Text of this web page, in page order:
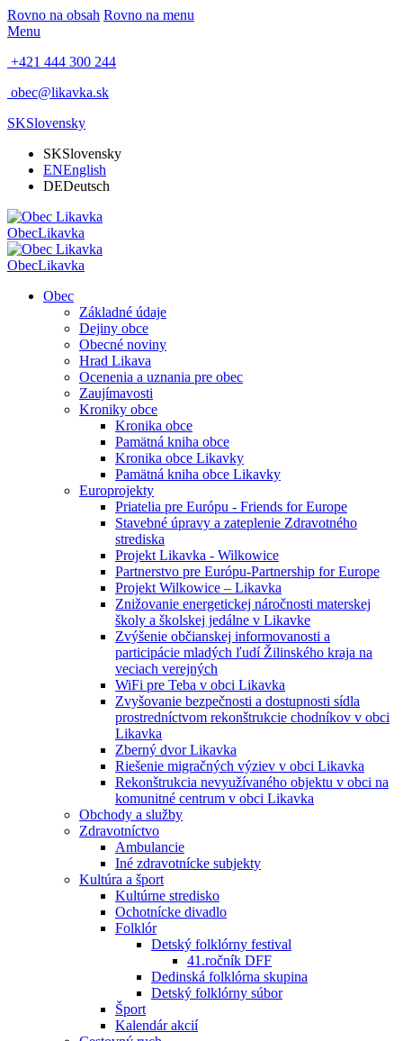
Rovno na obsah Rovno na menu
Menu
+421 444 300 244
obec@likavka.sk
SKSlovensky
SKSlovensky
ENEnglish
DEDeutsch
ObecLikavka
ObecLikavka
Obec
Základné údaje
Dejiny obce
Obecné noviny
Hrad Likava
Ocenenia a uznania pre obec
Zaujímavosti
Kroniky obce
Kronika obce
Pamätná kniha obce
Kronika obce Likavky
Pamätná kniha obce Likavky
Europrojekty
Priatelia pre Európu - Friends for Europe
Stavebné úpravy a zateplenie Zdravotného
strediska
Projekt Likavka - Wilkowice
Partnerstvo pre Európu-Partnership for Europe
Projekt Wilkowice – Likavka
Znižovanie energetickej náročnosti materskej
školy a školskej jedálne v Likavke
Zvýšenie občianskej informovanosti a
participácie mladých ľudí Žilinského kraja na
veciach verejných
WiFi pre Teba v obci Likavka
Zvyšovanie bezpečnosti a dostupnosti sídla
prostredníctvom rekonštrukcie chodníkov v obci
Likavka
Zberný dvor Likavka
Riešenie migračných výziev v obci Likavka
Rekonštrukcia nevyužívaného objektu v obci na
komunitné centrum v obci Likavka
Obchody a služby
Zdravotníctvo
Ambulancie
Iné zdravotnícke subjekty
Kultúra a šport
Kultúrne stredisko
Ochotnícke divadlo
Folklór
Detský folklórny festival
41.ročník DFF
Dedinská folklórna skupina
Detský folklórny súbor
Šport
Kalendár akcií